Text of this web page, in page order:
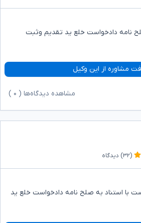
نامه دادخواست خلع ید تقدیم وثبت
مشاوره از این وکیل
مشاهده دیدگاه‌ها ( ۰
(۳۲) دیدگاه
با استناد به صلح نامه دادخواست خلع ید